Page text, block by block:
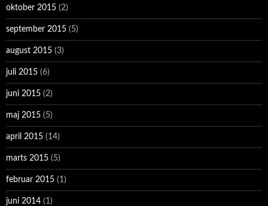
oktober 2015 (2)
september 2015 (5)
august 2015 (3)
juli 2015 (6)
juni 2015 (2)
maj 2015 (5)
april 2015 (14)
marts 2015 (5)
februar 2015 (1)
juni 2014 (1)